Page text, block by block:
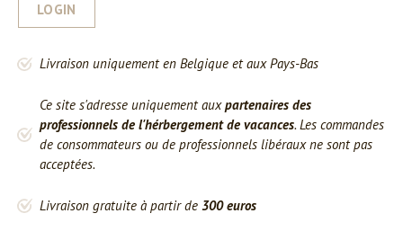
LOGIN
Livraison uniquement en Belgique et aux Pays-Bas
Ce site s'adresse uniquement auxpartenaires des
professionnels de l'hérbergement de vacances. Les commandes
de consommateurs ou de professionnels libéraux ne sont pas
acceptées.
Livraison gratuite à partir de 300 euros